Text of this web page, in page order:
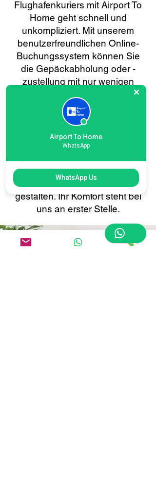
Flughafenkuriers mit Airport To
Home geht schnell und
unkompliziert. Mit unserem
benutzerfreundlichen Online-
Buchungssystem können Sie
die Gepäckabholung oder -
zustellung mit nur wenigen
Klicks planen. Profitieren Sie
von Echtzeit-Tracking, sofortigen
Bestätigungen und 24/7-
Kundensupport – alles darauf
ausgerichtet, Ihren
Heathrow T5 so reibungslos und
stressfrei wie möglich zu
gestalten. Ihr Komfort steht bei
uns an erster Stelle.
Airport To Home
WhatsApp
WhatsApp Us